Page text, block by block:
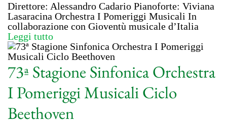
Direttore: Alessandro Cadario Pianoforte: Viviana
Lasaracina Orchestra I Pomeriggi Musicali In
collaborazione con Gioventù musicale d’Italia
Leggi tutto
73ª Stagione Sinfonica Orchestra
I Pomeriggi Musicali Ciclo
Beethoven